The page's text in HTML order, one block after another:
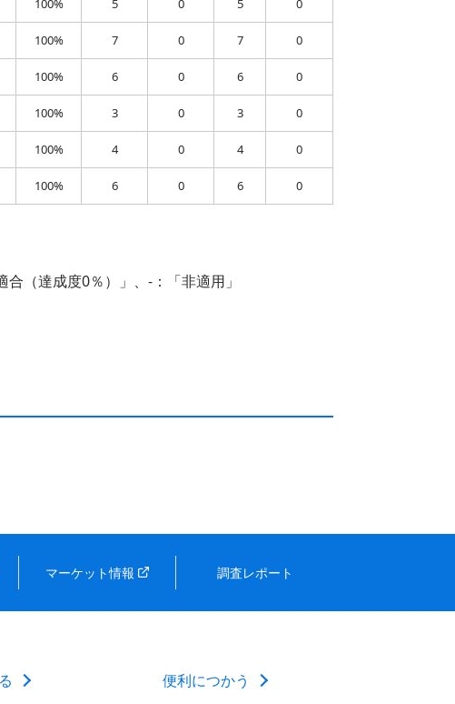
100% 5 0 5 0
100% 7 0 7 0
100% 6 0 6 0
100% 3 0 3 0
100% 4 0 4 0
100% 6 0 6 0
（達成度0％）」、-：「非適用」
マーケット情報 調査レポート
便利につかう